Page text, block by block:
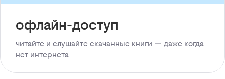
офлайн-доступ
читайте и слушайте скачанные книги — даже когда
нет интернета